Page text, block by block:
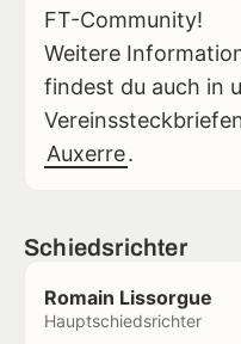
FT-Community!
Weitere
findest du auch in
Auxerre.
Schiedsrichter
Romain Lissorgue
Hauptschiedsrichter